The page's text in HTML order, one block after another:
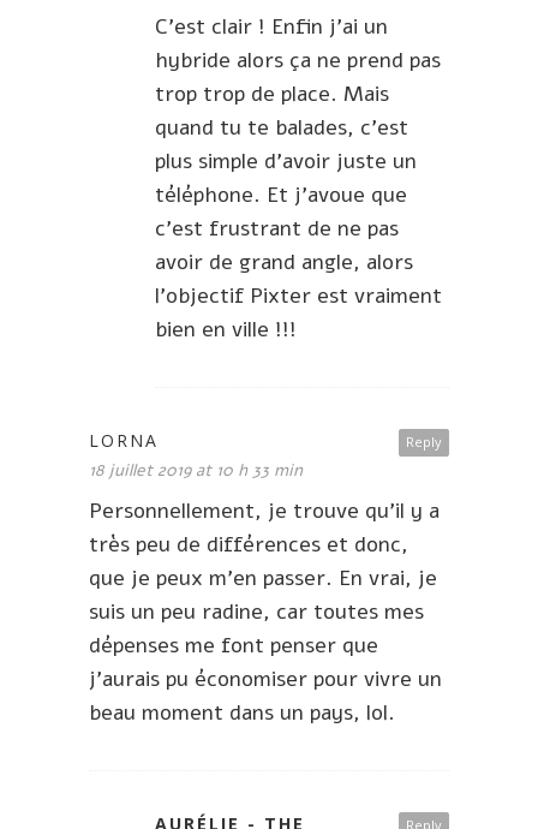
C’est clair ! Enfin j’ai un
hybride alors ça ne prend pas
trop trop de place. Mais
quand tu te balades, c’est
plus simple d’avoir juste un
téléphone. Et j’avoue que
c’est frustrant de ne pas
avoir de grand angle, alors
l’objectif Pixter est vraiment
bien en ville !!!
Reply
LORNA
18 juillet 2019 at 10 h 33 min
Personnellement, je trouve qu’il y a
très peu de différences et donc,
que je peux m’en passer. En vrai, je
suis un peu radine, car toutes mes
dépenses me font penser que
j’aurais pu économiser pour vivre un
beau moment dans un pays, lol.
Reply
AURÉLIE - THE